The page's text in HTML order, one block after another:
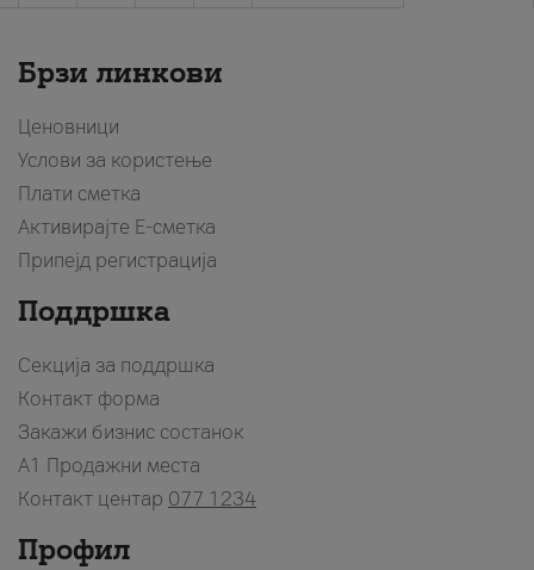
Брзи линкови
Ценовници
Услови за користење
Плати сметка
Активирајте Е-сметка
Припејд регистрација
Поддршка
Секција за поддршка
Контакт форма
Закажи бизнис состанок
A1 Продажни места
Контакт центар 077 1234
Профил